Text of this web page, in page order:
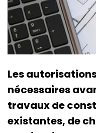
Les
nécessaires
travaux de
existantes, de